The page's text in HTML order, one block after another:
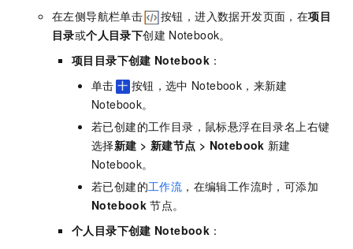
在左侧导航栏单击
按钮，进入数据开发页面，在项目
目录或个人目录下创建 Notebook。
项目目录下创建 Notebook ：
单击
按钮，选中 Notebook，来新建
Notebook。
若已创建的工作目录，鼠标悬浮在目录名上右键
选择新建 > 新建节点 > Notebook 新建
Notebook。
若已创建的工作流 ，在编辑工作流时，可添加
Notebook 节点。
个人目录下创建 Notebook ：